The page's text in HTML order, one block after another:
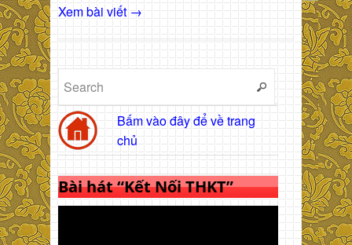
Xem bài viết →
Bấm vào đây để về trang
chủ
Bài hát “Kết Nối THKT”